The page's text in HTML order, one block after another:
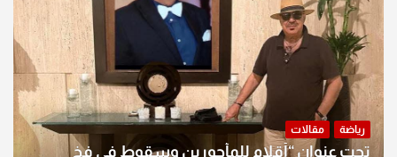
رياضة مقالات
تحت عنوان “أقلام للمأجورين وسقوط في فخ